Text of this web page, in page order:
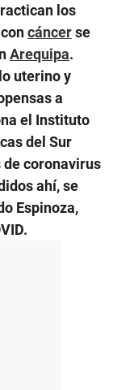
los
cáncerse
Arequipa.
uterino y
a
el Instituto
del Sur
de coronavirus
ahí, se
Espinoza,